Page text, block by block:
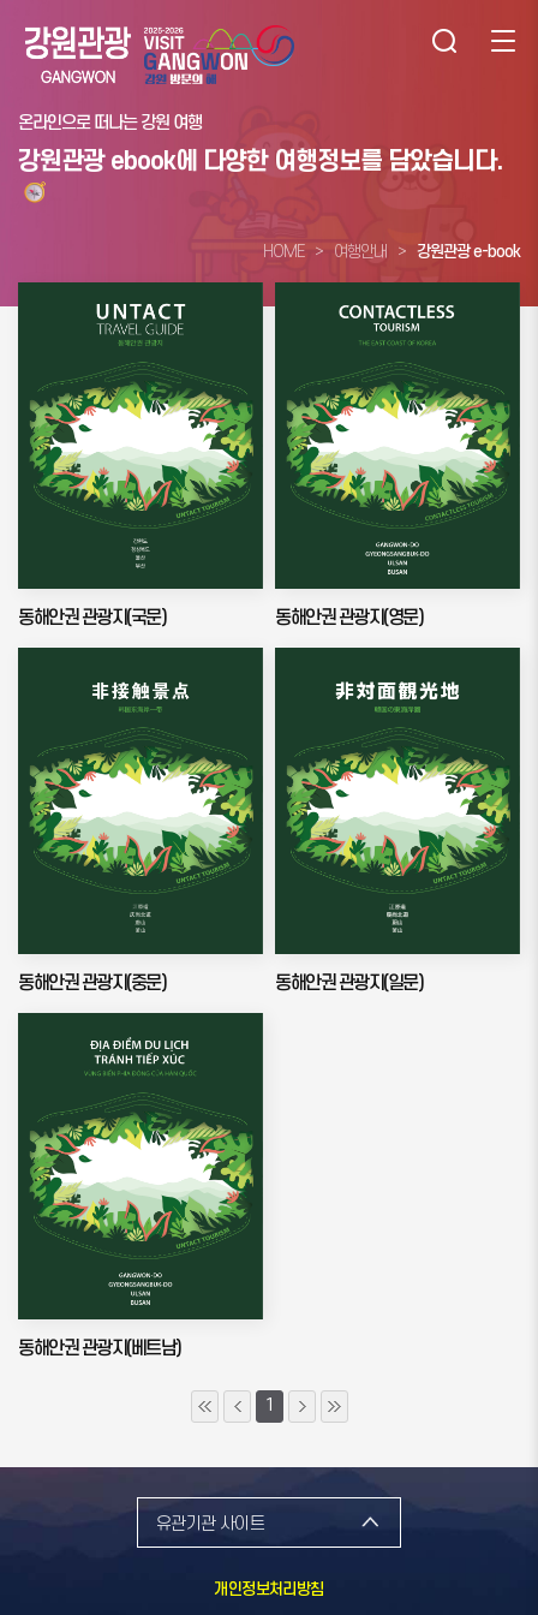
온라인으로 떠나는 강원 여행
강원관광 ebook에 다양한 여행정보를 담았습니다.
HOME 여행안내 강원관광 e-book
동해안권 관광지(국문) 동해안권 관광지(영문)
동해안권 관광지(중문) 동해안권 관광지(일문)
동해안권 관광지(베트남)
1
개인정보처리방침
유관기관 사이트